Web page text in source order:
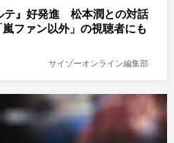
テ』好発進 松本潤との対話
ファン以外」の視聴者にも
サイゾーオンライン編集部